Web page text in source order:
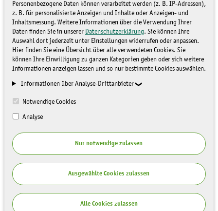
Personenbezogene Daten können verarbeitet werden (z. B. IP-Adressen),
z. B. für personalisierte Anzeigen und Inhalte oder Anzeigen- und
Inhaltsmessung. Weitere Informationen über die Verwendung Ihrer
Daten finden Sie in unserer Datenschutzerklärung. Sie können Ihre
Auswahl dort jederzeit unter Einstellungen widerrufen oder anpassen.
Hier finden Sie eine Übersicht über alle verwendeten Cookies. Sie
können Ihre Einwilligung zu ganzen Kategorien geben oder sich weitere
Informationen anzeigen lassen und so nur bestimmte Cookies auswählen.
Informationen über Analyse-Drittanbieter
Notwendige Cookies
Analyse
Nur notwendige zulassen
Ausgewählte Cookies zulassen
Alle Cookies zulassen
Noch freie Plätze im
Freiwilligen Ökologischen
Jahr ab 01.09.2020 zu
vergeben
PRESSEMITTEILUNGEN